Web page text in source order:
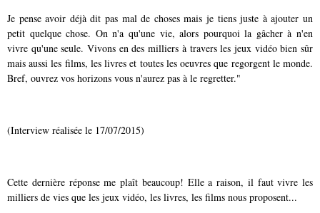
Je pense avoir déjà dit pas mal de choses mais je tiens juste à ajouter un
petit quelque chose. On n'a qu'une vie, alors pourquoi la gâcher à n'en
vivre qu'une seule. Vivons en des milliers à travers les jeux vidéo bien sûr
mais aussi les films, les livres et toutes les oeuvres que regorgent le monde.
Bref, ouvrez vos horizons vous n'aurez pas à le regretter."
(Interview réalisée le 17/07/2015)
Cette dernière réponse me plaît beaucoup! Elle a raison, il faut vivre les
milliers de vies que les jeux vidéo, les livres, les films nous proposent...